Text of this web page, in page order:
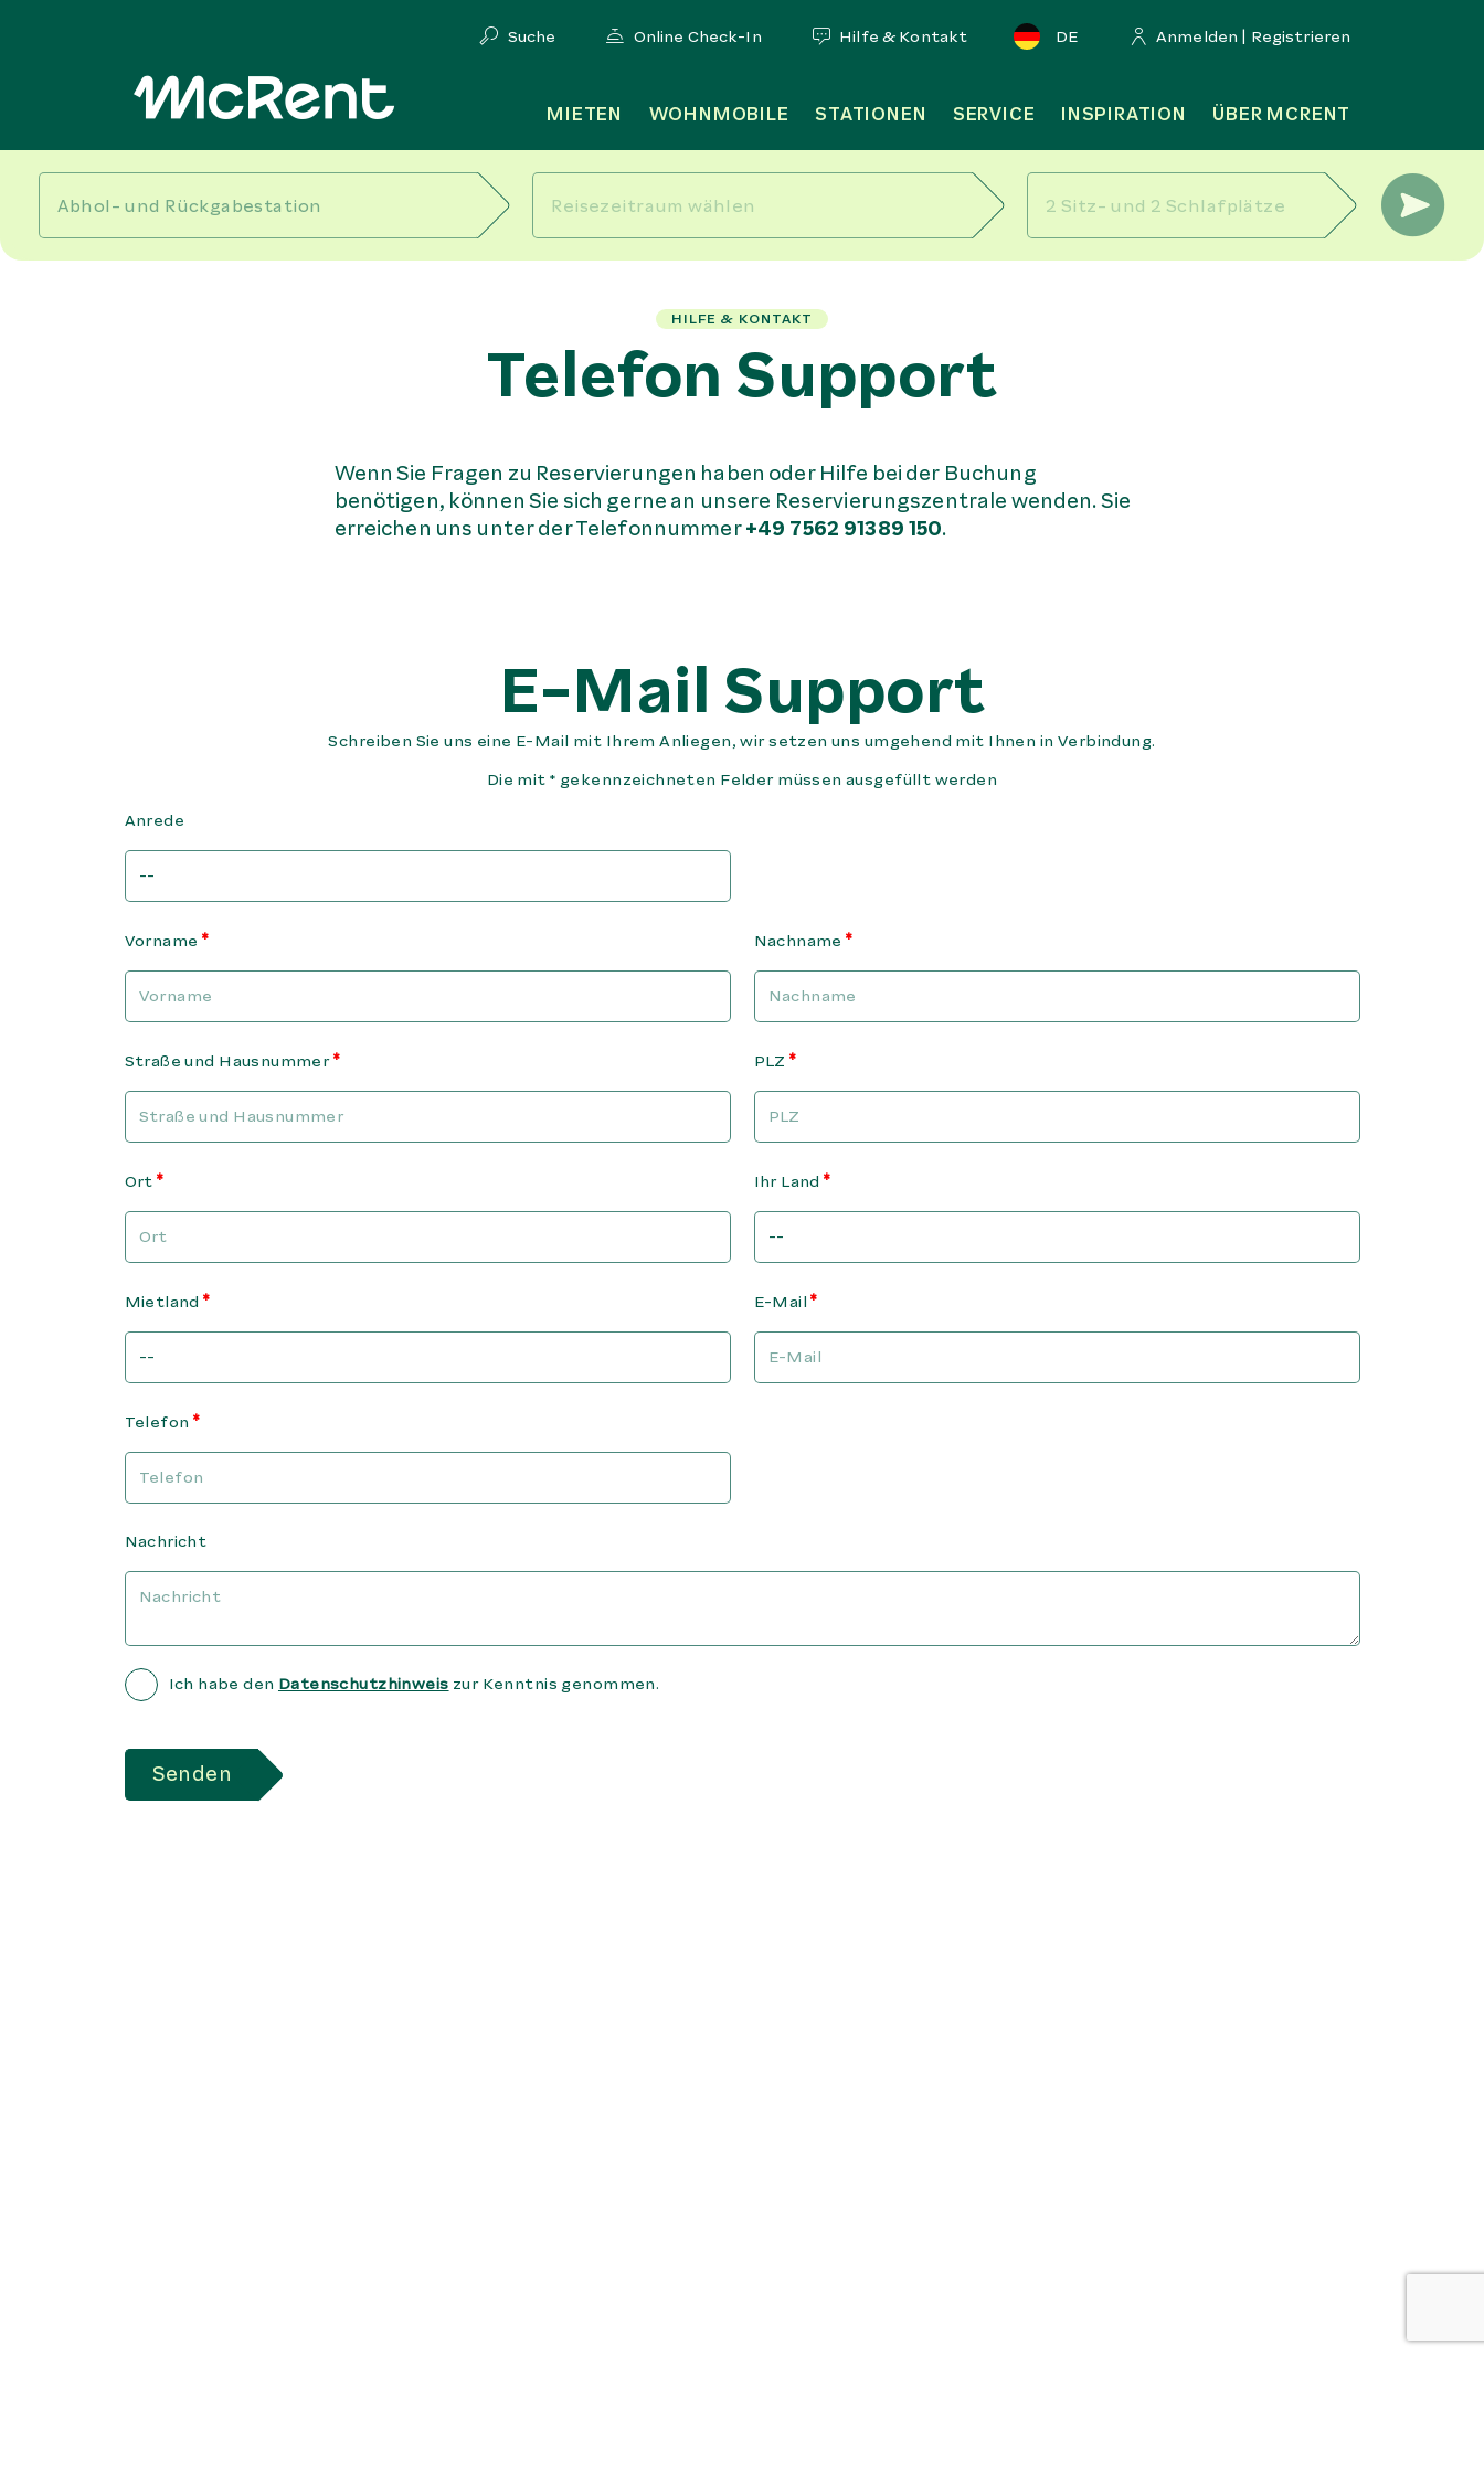
Suche Online Check-In Hilfe & Kontakt DE Anmelden | Registrieren
MIETEN WOHNMOBILE STATIONEN SERVICE INSPIRATION ÜBER MCRENT
HILFE & KONTAKT
Telefon Support
Wenn Sie Fragen zu Reservierungen haben oder Hilfe bei der Buchung
benötigen, können Sie sich gerne an unsere Reservierungszentrale wenden. Sie
erreichen uns unter der Telefonnummer+49 7562 91389 150.
E-Mail Support
Schreiben Sie uns eine E-Mail mit Ihrem Anliegen, wir setzen uns umgehend mit Ihnen in Verbindung.
Die mit * gekennzeichneten Felder müssen ausgefüllt werden
Anrede
Vorname Nachname
Straße und Hausnummer PLZ
Ort Ihr Land
Mietland E-Mail
Telefon
Nachricht
Ich habe den Datenschutzhinweis zur Kenntnis genommen.
Senden